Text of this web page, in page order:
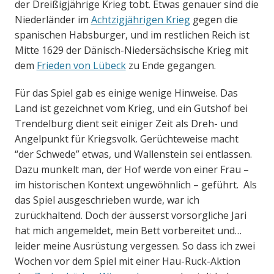
der Dreißigjährige Krieg tobt. Etwas genauer sind die
Niederländer im Achtzigjährigen Krieggegen die
spanischen Habsburger, und im restlichen Reich ist
Mitte 1629 der Dänisch-Niedersächsische Krieg mit
dem Frieden von Lübeckzu Ende gegangen.
Für das Spiel gab es einige wenige Hinweise. Das
Land ist gezeichnet vom Krieg, und ein Gutshof bei
Trendelburg dient seit einiger Zeit als Dreh- und
Angelpunkt für Kriegsvolk. Gerüchteweise macht
“der Schwede” etwas, und Wallenstein sei entlassen.
Dazu munkelt man, der Hof werde von einer Frau –
im historischen Kontext ungewöhnlich – geführt. Als
das Spiel ausgeschrieben wurde, war ich
zurückhaltend. Doch der äusserst vorsorgliche Jari
hat mich angemeldet, mein Bett vorbereitet und…
leider meine Ausrüstung vergessen. So dass ich zwei
Wochen vor dem Spiel mit einer Hau-Ruck-Aktion